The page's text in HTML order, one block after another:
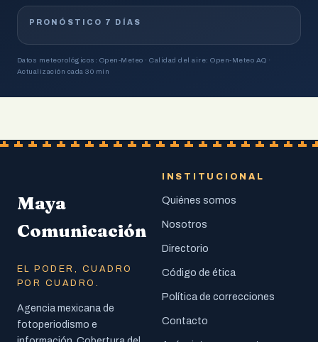
PRONÓSTICO 7 DÍAS
Datos meteorológicos: Open-Meteo · Calidad del aire: Open-Meteo AQ ·
Actualización cada 30 min
Maya
Comunicación
EL PODER, CUADRO
POR CUADRO.
Agencia mexicana de
fotoperiodismo e
INSTITUCIONAL
Quiénes somos
Nosotros
Directorio
Código de ética
Política de correcciones
Contacto